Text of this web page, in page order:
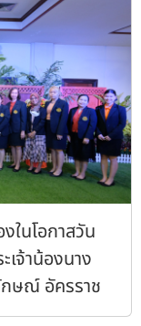
ในโอกาสวัน
เจ้าน้องนาง
ษณ์ อัครราช
ฒน วรขัตติย